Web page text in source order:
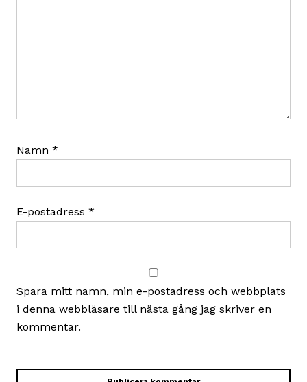
Namn *
E-postadress *
Spara mitt namn, min e-postadress och webbplats
i denna webbläsare till nästa gång jag skriver en
kommentar.